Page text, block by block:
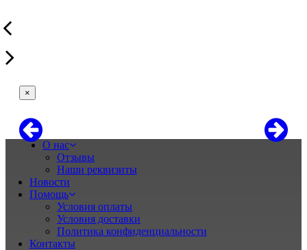
×
О нас
Отзывы
Наши реквизиты
Новости
Помощь
Условия оплаты
Условия доставки
Политика конфиденциальности
Контакты